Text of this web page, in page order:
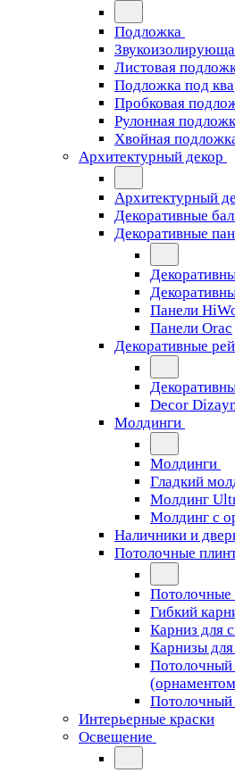
Подложка
Листовая
Подложка под
Пробковая
Рулонная
Хвойная
Архитектурный декор
Архитектурный
Декоративные
Декоративные
Панели
Панели Orac
Декоративные
Decor
Молдинги
Молдинги
Гладкий
Молдинг
Молдинг с
Наличники и
Потолочные
Потолочные
Гибкий
Карниз для
Карнизы
Потолочный
Потолочный
Интерьерные краски
Освещение